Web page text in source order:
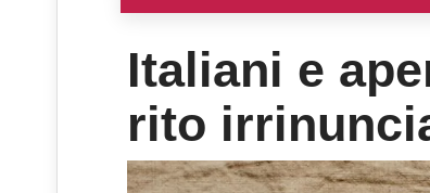
Italiani e
rito